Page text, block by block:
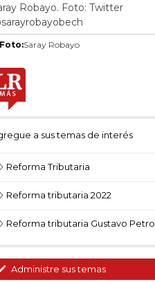
Robayo. Foto: Twitter
Foto:Saray Robayo
a sus temas de interés
Reforma Tributaria
Reforma tributaria 2022
Reforma tributaria Gustavo Petro
Administre sus temas